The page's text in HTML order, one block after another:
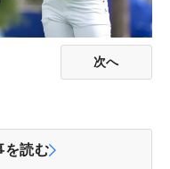
次へ
を読む